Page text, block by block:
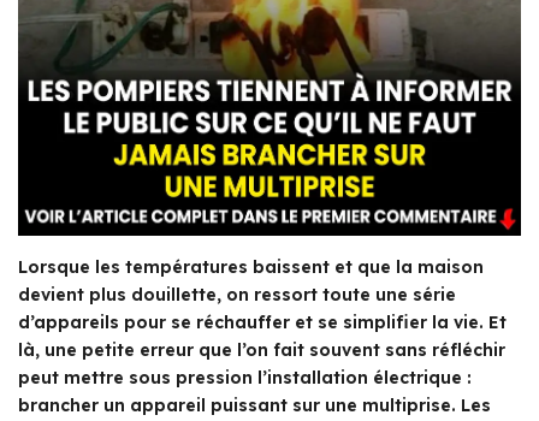
Lorsque les températures baissent et que la maison
devient plus douillette, on ressort toute une série
d’appareils pour se réchauffer et se simplifier la vie. Et
là, une petite erreur que l’on fait souvent sans réfléchir
peut mettre sous pression l’installation électrique :
brancher un appareil puissant sur une multiprise. Les